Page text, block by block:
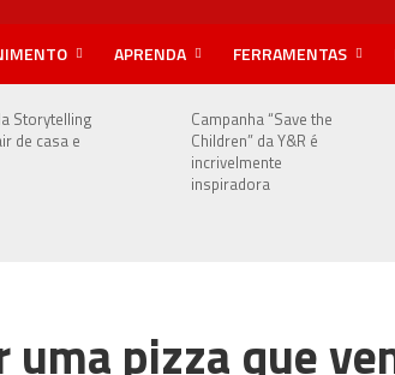
APRENDA FERRAMENTAS
Storytelling
de casa e
Campanha “Save the
Children” da Y&R é
incrivelmente
inspiradora
uma pizza que